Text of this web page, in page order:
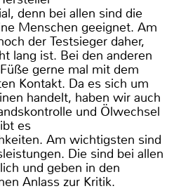
denn bei allen sind die
Menschen geeignet. Am
der Testsieger daher,
lang ist. Bei den anderen
gerne mal mit dem
Kontakt. Da es sich um
handelt, haben wir auch
und Ölwechsel
es
Am wichtigsten sind
Die sind bei allen
und geben in den
Anlass zur Kritik.